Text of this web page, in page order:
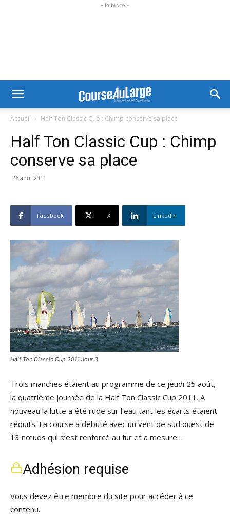
- Publicité -
Accueil Half Ton Classic Cup : Chimp conserve sa place
Half Ton Classic Cup : Chimp
conserve sa place
26 août 2011
Facebook X Linkedin
Half Ton Classic Cup 2011 Jour 3
Trois manches étaient au programme de ce jeudi 25 août,
la quatrième journée de la Half Ton Classic Cup 2011. A
nouveau la lutte a été rude sur l’eau tant les écarts étaient
réduits. La course a débuté avec un vent de sud ouest de
13 nœuds qui s’est renforcé au fur et a mesure…
Adhésion requise
Vous devez être membre du site pour accéder à ce
contenu.